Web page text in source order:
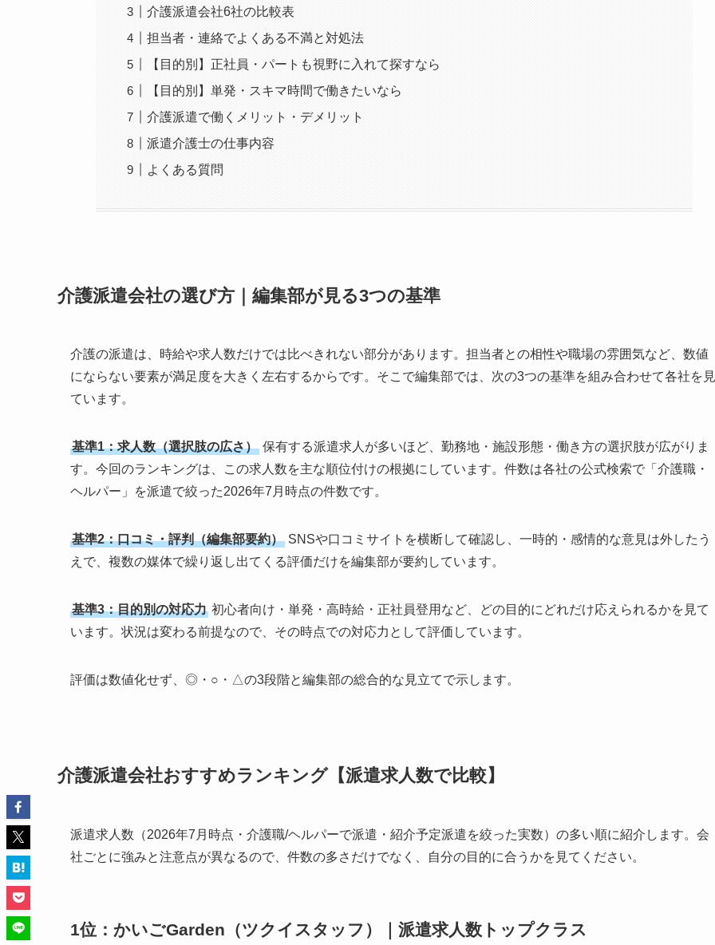
介護派遣会社6社の比較表
担当者・連絡でよくある不満と対処法
【目的別】正社員・パートも視野に入れて探すなら
【目的別】単発・スキマ時間で働きたいなら
介護派遣で働くメリット・デメリット
派遣介護士の仕事内容
よくある質問
介護派遣会社の選び方｜編集部が見る3つの基準
介護の派遣は、時給や求人数だけでは比べきれない部分があります。担当者との相性や職場の雰囲気など、数値
にならない要素が満足度を大きく左右するからです。そこで編集部では、次の3つの基準を組み合わせて各社を見
ています。
基準1：求人数（選択肢の広さ） 保有する派遣求人が多いほど、勤務地・施設形態・働き方の選択肢が広がりま
す。今回のランキングは、この求人数を主な順位付けの根拠にしています。件数は各社の公式検索で「介護職・
ヘルパー」を派遣で絞った2026年7月時点の件数です。
基準2：口コミ・評判（編集部要約） SNSや口コミサイトを横断して確認し、一時的・感情的な意見は外したう
えで、複数の媒体で繰り返し出てくる評価だけを編集部が要約しています。
基準3：目的別の対応力 初心者向け・単発・高時給・正社員登用など、どの目的にどれだけ応えられるかを見て
います。状況は変わる前提なので、その時点での対応力として評価しています。
評価は数値化せず、◎・○・△の3段階と編集部の総合的な見立てで示します。
介護派遣会社おすすめランキング【派遣求人数で比較】
派遣求人数（2026年7月時点・介護職/ヘルパーで派遣・紹介予定派遣を絞った実数）の多い順に紹介します。会
社ごとに強みと注意点が異なるので、件数の多さだけでなく、自分の目的に合うかを見てください。
1位：かいごGarden（ツクイスタッフ）｜派遣求人数トップクラス